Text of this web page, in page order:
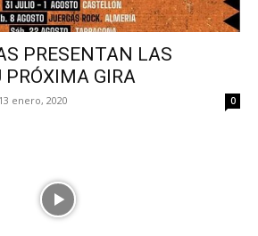
PRESENTAN LAS
PRÓXIMA GIRA
13 enero, 2020 0